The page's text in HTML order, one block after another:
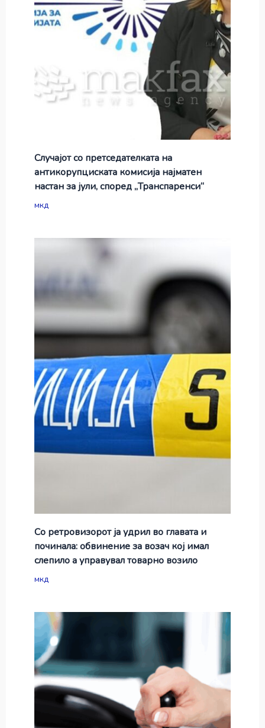
Случајот со претседателката на
антикорупциската комисија најматен
настан за јули, според „Транспаренси“
мкд
Со ретровизорот ја удрил во главата и
починала: обвинение за возач кој имал
слепило а управувал товарно возило
мкд